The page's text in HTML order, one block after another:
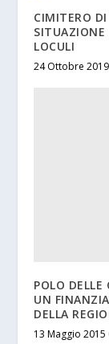
CIMITERO
LOCULI
24 Ottobre
POLO
UN
DELLA
13 Maggio 2015